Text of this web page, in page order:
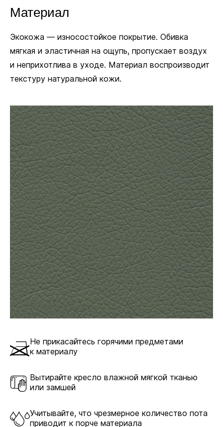
Пластиковые
В комплекте
наПолиуретановые
+18 руб.
Посадочный диаметр для колёсиков и глайдеров
Материал
Экокожа — износостойкое покрытие. Обивка
мягкая и эластичная на ощупь, пропускает воздух
и неприхотлива в уходе. Материал воспроизводит
текстуру натуральной кожи.
Не прикасайтесь горячими предметами
к материалу
Вытирайте кресло влажной мягкой тканью
или замшей
Учитывайте, что чрезмерное количество пота
приводит к порче материала